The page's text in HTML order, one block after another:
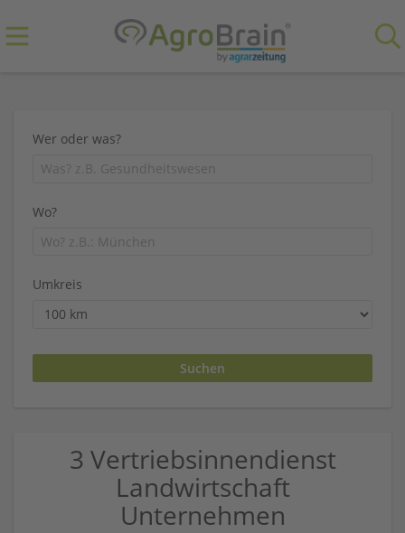
Wer oder was?
Wo?
Umkreis
3 Vertriebsinnendienst
Landwirtschaft
Unternehmen